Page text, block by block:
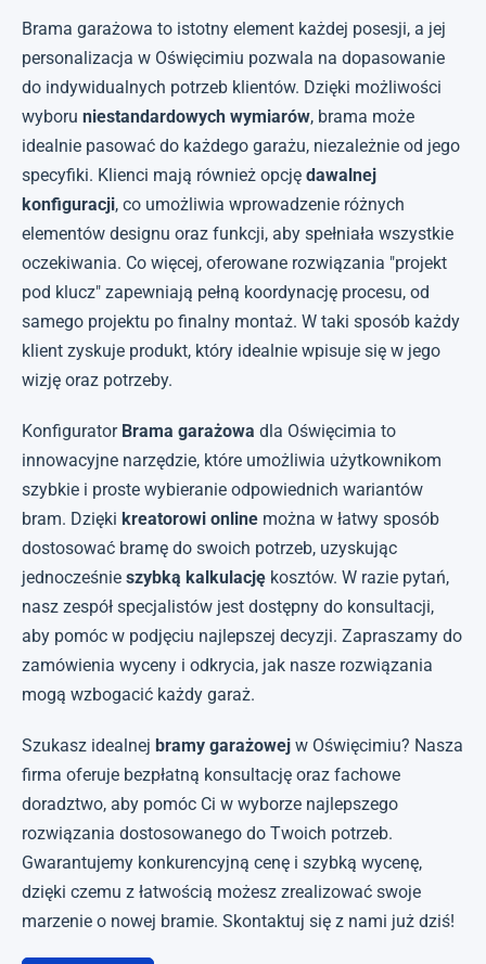
Brama garażowa to istotny element każdej posesji, a jej
personalizacja w Oświęcimiu pozwala na dopasowanie
do indywidualnych potrzeb klientów. Dzięki możliwości
wyboru niestandardowych wymiarów, brama może
idealnie pasować do każdego garażu, niezależnie od jego
specyfiki. Klienci mają również opcję dawalnej
konfiguracji, co umożliwia wprowadzenie różnych
elementów designu oraz funkcji, aby spełniała wszystkie
oczekiwania. Co więcej, oferowane rozwiązania "projekt
pod klucz" zapewniają pełną koordynację procesu, od
samego projektu po finalny montaż. W taki sposób każdy
klient zyskuje produkt, który idealnie wpisuje się w jego
wizję oraz potrzeby.
Konfigurator Brama garażowa dla Oświęcimia to
innowacyjne narzędzie, które umożliwia użytkownikom
szybkie i proste wybieranie odpowiednich wariantów
bram. Dzięki kreatorowi online można w łatwy sposób
dostosować bramę do swoich potrzeb, uzyskując
jednocześnie szybką kalkulację kosztów. W razie pytań,
nasz zespół specjalistów jest dostępny do konsultacji,
aby pomóc w podjęciu najlepszej decyzji. Zapraszamy do
zamówienia wyceny i odkrycia, jak nasze rozwiązania
mogą wzbogacić każdy garaż.
Szukasz idealnej bramy garażowej w Oświęcimiu? Nasza
firma oferuje bezpłatną konsultację oraz fachowe
doradztwo, aby pomóc Ci w wyborze najlepszego
rozwiązania dostosowanego do Twoich potrzeb.
Gwarantujemy konkurencyjną cenę i szybką wycenę,
dzięki czemu z łatwością możesz zrealizować swoje
marzenie o nowej bramie. Skontaktuj się z nami już dziś!